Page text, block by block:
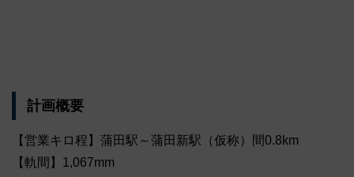
計画概要
【営業キロ程】蒲田駅～蒲田新駅（仮称）間0.8km
【軌間】1,067mm